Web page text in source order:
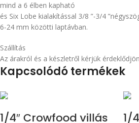
mind a 6 élben kapható
és Six Lobe kialakítással 3/8 ”-3/4
6-24 mm közötti laptávban.
Szállítás
Az árakról és a készletről kérjük
Kapcsolódó termékek
1/4″ Crowfood villás
1/